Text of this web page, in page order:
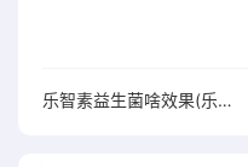
乐智素益生菌啥效果(乐智素益生菌的功效及作用)